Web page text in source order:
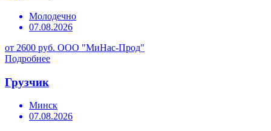
Молодечно
07.08.2026
от 2600 руб. ООО "МиНас-Прод"
Подробнее
Грузчик
Минск
07.08.2026